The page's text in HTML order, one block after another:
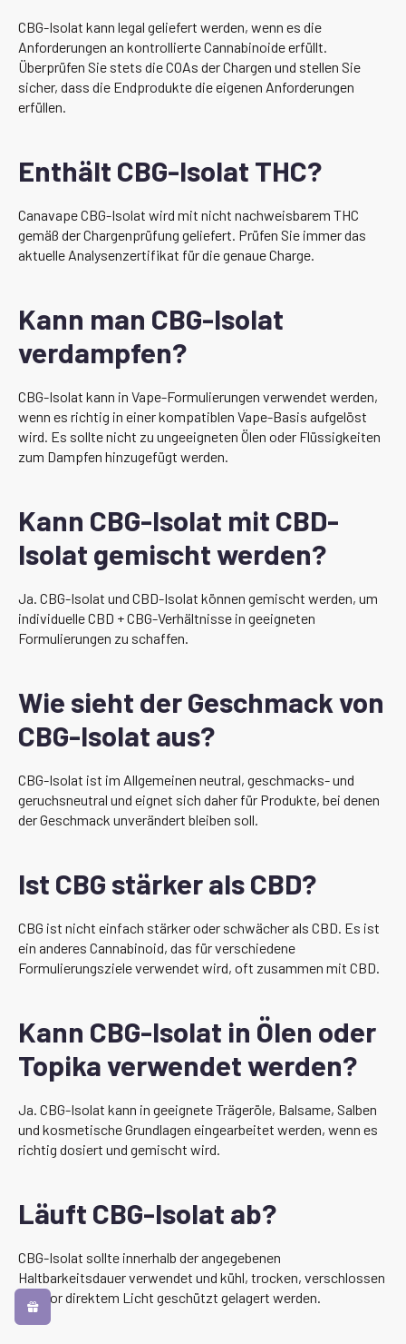
CBG-Isolat kann legal geliefert werden, wenn es die
Anforderungen an kontrollierte Cannabinoide erfüllt.
Überprüfen Sie stets die COAs der Chargen und stellen Sie
sicher, dass die Endprodukte die eigenen Anforderungen
erfüllen.
Enthält CBG-Isolat THC?
Canavape CBG-Isolat wird mit nicht nachweisbarem THC
gemäß der Chargenprüfung geliefert. Prüfen Sie immer das
aktuelle Analysenzertifikat für die genaue Charge.
Kann man CBG-Isolat
verdampfen?
CBG-Isolat kann in Vape-Formulierungen verwendet werden,
wenn es richtig in einer kompatiblen Vape-Basis aufgelöst
wird. Es sollte nicht zu ungeeigneten Ölen oder Flüssigkeiten
zum Dampfen hinzugefügt werden.
Kann CBG-Isolat mit CBD-
Isolat gemischt werden?
Ja. CBG-Isolat und CBD-Isolat können gemischt werden, um
individuelle CBD + CBG-Verhältnisse in geeigneten
Formulierungen zu schaffen.
Wie sieht der Geschmack von
CBG-Isolat aus?
CBG-Isolat ist im Allgemeinen neutral, geschmacks- und
geruchsneutral und eignet sich daher für Produkte, bei denen
der Geschmack unverändert bleiben soll.
Ist CBG stärker als CBD?
CBG ist nicht einfach stärker oder schwächer als CBD. Es ist
ein anderes Cannabinoid, das für verschiedene
Formulierungsziele verwendet wird, oft zusammen mit CBD.
Kann CBG-Isolat in Ölen oder
Topika verwendet werden?
Ja. CBG-Isolat kann in geeignete Trägeröle, Balsame, Salben
und kosmetische Grundlagen eingearbeitet werden, wenn es
richtig dosiert und gemischt wird.
Läuft CBG-Isolat ab?
CBG-Isolat sollte innerhalb der angegebenen
Haltbarkeitsdauer verwendet und kühl, trocken, verschlossen
und vor direktem Licht geschützt gelagert werden.